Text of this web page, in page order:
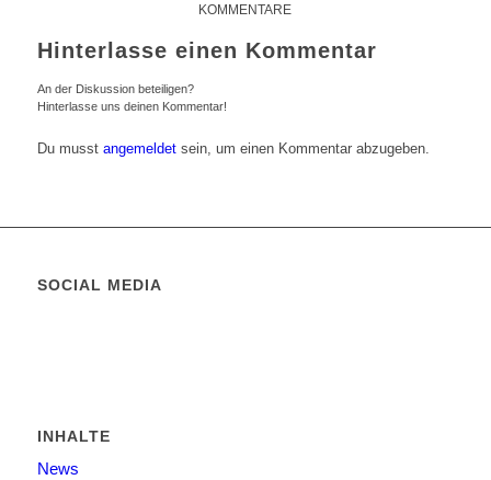
KOMMENTARE
Hinterlasse einen Kommentar
An der Diskussion beteiligen?
Hinterlasse uns deinen Kommentar!
Du musst angemeldetsein, um einen Kommentar abzugeben.
SOCIAL MEDIA
INHALTE
News